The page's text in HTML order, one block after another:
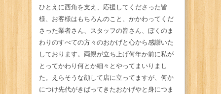
ひとえに西角を支え、応援してくださった皆
様、お客様はもちろんのこと、かかわってくだ
さった業者さん、スタッフの皆さん、ぼくのま
わりのすべての方々のおかげと心から感謝いた
しております。両親が立ち上げ何年か前に私が
とってかわり何とか細々とやってまいりまし
た。えらそうな顔して店に立ってますが、何か
につけ先代がきばってきたおかげやと身につま